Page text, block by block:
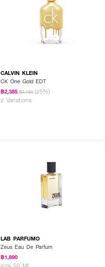
CALVIN KLEIN
CK One Gold EDT
฿2,385 ฿3,180 (25%)
2 Variations
LAB PARFUMO
Zeus Eau De Parfum
฿1,890
size 50 ML